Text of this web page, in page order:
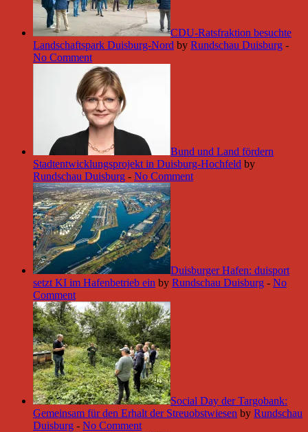
CDU-Ratsfraktion besuchte
Landschaftspark Duisburg-Nord by Rundschau Duisburg -
No Comment
Bund und Land fördern
Stadtentwicklungsprojekt in Duisburg-Hochfeld by
Rundschau Duisburg - No Comment
Duisburger Hafen: duisport
setzt KI im Hafenbetrieb ein by Rundschau Duisburg - No
Comment
Social Day der Targobank:
Gemeinsam für den Erhalt der Streuobstwiesen by Rundschau
Duisburg - No Comment